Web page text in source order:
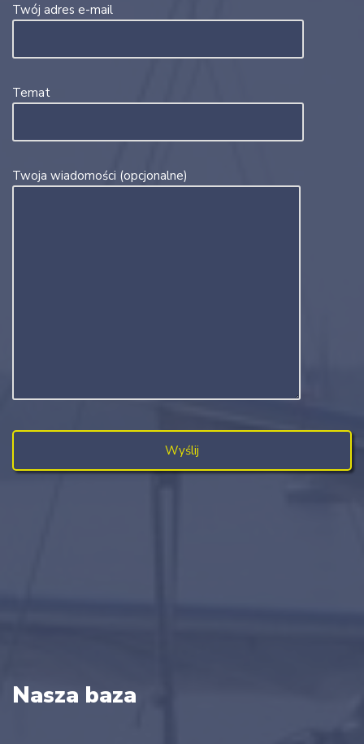
Twój adres e-mail
Temat
Twoja wiadomości (opcjonalne)
Nasza baza